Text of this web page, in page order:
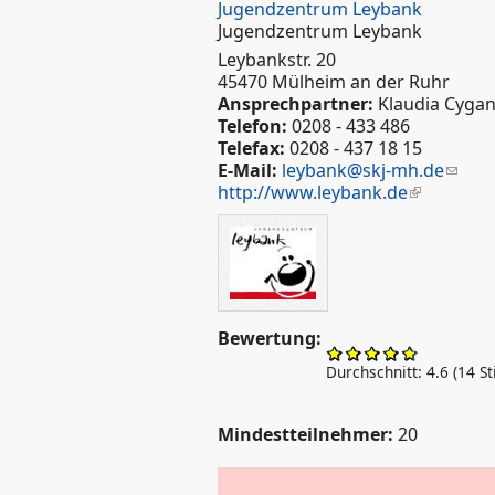
Jugendzentrum Leybank
Jugendzentrum Leybank
Leybankstr. 20
45470 Mülheim an der Ruhr
Ansprechpartner: Klaudia Cygan
Telefon: 0208 - 433 486
Telefax: 0208 - 437 18 15
E-Mail: leybank@skj-mh.de
http://www.leybank.de
Bewertung:
Durchschnitt: 4.6 (14
Mindestteilnehmer: 20